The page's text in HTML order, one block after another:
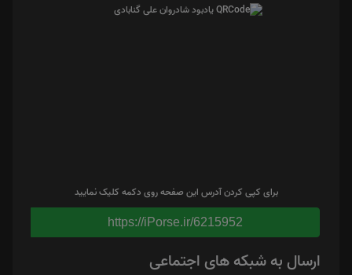
برای کپی کردن آدرس این صفحه روی دکمه کلیک نمایید
https://iPorse.ir/6215952
ارسال به شبکه های اجتماعی